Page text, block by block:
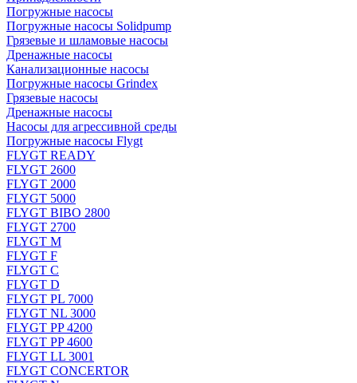
Погружные насосы
Погружные насосы Solidpump
Грязевые и шламовые насосы
Дренажные насосы
Канализационные насосы
Погружные насосы Grindex
Грязевые насосы
Дренажные насосы
Насосы для агрессивной среды
Погружные насосы Flygt
FLYGT READY
FLYGT 2600
FLYGT 2000
FLYGT 5000
FLYGT BIBO 2800
FLYGT 2700
FLYGT M
FLYGT F
FLYGT C
FLYGT D
FLYGT PL 7000
FLYGT NL 3000
FLYGT PP 4200
FLYGT PP 4600
FLYGT LL 3001
FLYGT CONCERTOR